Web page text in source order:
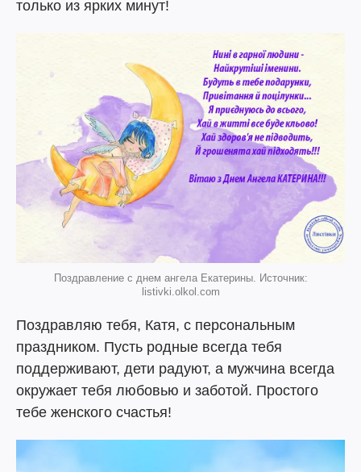
только из ярких минут!
Поздравление с днем ангела Екатерины. Источник:
listivki.olkol.com
Поздравляю тебя, Катя, с персональным
праздником. Пусть родные всегда тебя
поддерживают, дети радуют, а мужчина всегда
окружает тебя любовью и заботой. Простого
тебе женского счастья!